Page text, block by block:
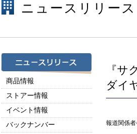
ニュースリリース
商品情報
ストアー情報
イベント情報
バックナンバー
『サ
ダイ
報道関係者